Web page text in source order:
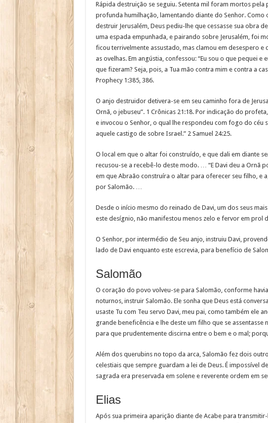
Rápida destruição se seguiu. Setenta mil foram mortos pela
profunda humilhação, lamentando diante do Senhor. Como
destruir Jerusalém, Deus pediu-lhe que cessasse sua obra
uma espada empunhada, e pairando sobre Jerusalém, foi
ficou terrivelmente assustado, mas clamou em desespero
as ovelhas. Em angústia, confessou: “Eu sou o que pequei
que fizeram? Seja, pois, a Tua mão contra mim e contra a
Prophecy 1:385, 386.
O anjo destruidor detivera-se em seu caminho fora de
Ornã, o jebuseu”. 1 Crônicas 21:18. Por indicação do
e invocou o Senhor, o qual lhe respondeu com fogo do céu
aquele castigo de sobre Israel.” 2 Samuel 24:25.
O local em que o altar foi construído, e que dali em diante
recusou-se a recebê-lo deste modo. … “E Davi deu a Ornã
em que Abraão construíra o altar para oferecer seu filho,
por Salomão. …
Desde o início mesmo do reinado de Davi, um dos seus
este desígnio, não manifestou menos zelo e fervor em prol
O Senhor, por intermédio de Seu anjo, instruiu Davi,
lado de Davi enquanto este escrevia, para benefício de
Salomão
O coração do povo volveu-se para Salomão, conforme
noturnos, instruir Salomão. Ele sonha que Deus está
usaste Tu com Teu servo Davi, meu pai, como também ele
grande beneficência e lhe deste um filho que se
para que prudentemente discirna entre o bem e o mal;
Além dos querubins no topo da arca, Salomão fez dois
celestiais que sempre guardam a lei de Deus. É impossível
sagrada era preservada em solene e reverente ordem em
Elias
Após sua primeira aparição diante de Acabe para